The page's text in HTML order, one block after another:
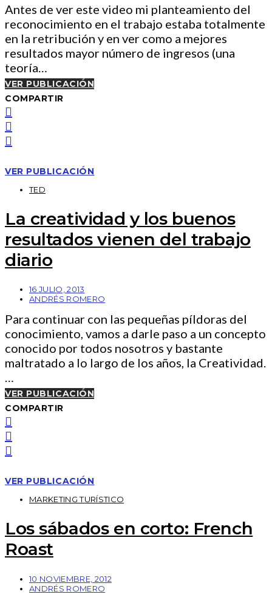
Antes de ver este video mi planteamiento del
reconocimiento en el trabajo estaba totalmente
en la retribución y en ver como a mejores
resultados mayor número de ingresos (una
teoría…
VER PUBLICACIÓN
COMPARTIR
VER PUBLICACIÓN
TED
La creatividad y los buenos
resultados vienen del trabajo
diario
16 JULIO, 2013
ANDRÉS ROMERO
Para continuar con las pequeñas píldoras del
conocimiento, vamos a darle paso a un concepto
conocido por todos nosotros y bastante
maltratado a lo largo de los años, la Creatividad.
…
VER PUBLICACIÓN
COMPARTIR
VER PUBLICACIÓN
MARKETING TURÍSTICO
Los sábados en corto: French
Roast
10 NOVIEMBRE, 2012
ANDRÉS ROMERO